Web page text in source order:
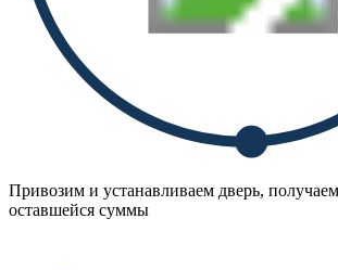
Привозим и устанавливаем дверь,
оставшейся суммы